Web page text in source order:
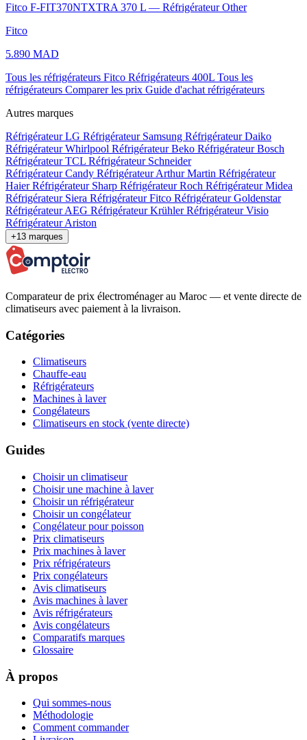
Fitco F-FIT370NTXTRA 370 L — Réfrigérateur Other
Fitco
5.890 MAD
Tous les réfrigérateurs Fitco Réfrigérateurs 400L Tous les
réfrigérateurs Comparer les prix Guide d'achat réfrigérateurs
Autres marques
Réfrigérateur LG Réfrigérateur Samsung Réfrigérateur Daiko
Réfrigérateur Whirlpool Réfrigérateur Beko Réfrigérateur Bosch
Réfrigérateur TCL Réfrigérateur Schneider
Réfrigérateur Candy Réfrigérateur Arthur Martin Réfrigérateur
HaierRéfrigérateur Sharp Réfrigérateur Roch Réfrigérateur Midea
Réfrigérateur Siera Réfrigérateur Fitco Réfrigérateur Goldenstar
Réfrigérateur AEG Réfrigérateur KrühlerRéfrigérateur Visio
Réfrigérateur Ariston
+13 marques
Comparateur de prix électroménager au Maroc — et vente directe de
climatiseurs avec paiement à la livraison.
Catégories
Climatiseurs
Chauffe-eau
Réfrigérateurs
Machines à laver
Congélateurs
Climatiseurs en stock (vente directe)
Guides
Choisir un climatiseur
Choisir une machine à laver
Choisir un réfrigérateur
Choisir un congélateur
Congélateur pour poisson
Prix climatiseurs
Prix machines à laver
Prix réfrigérateurs
Prix congélateurs
Avis climatiseurs
Avis machines à laver
Avis réfrigérateurs
Avis congélateurs
Comparatifs marques
Glossaire
À propos
Qui sommes-nous
Méthodologie
Comment commander